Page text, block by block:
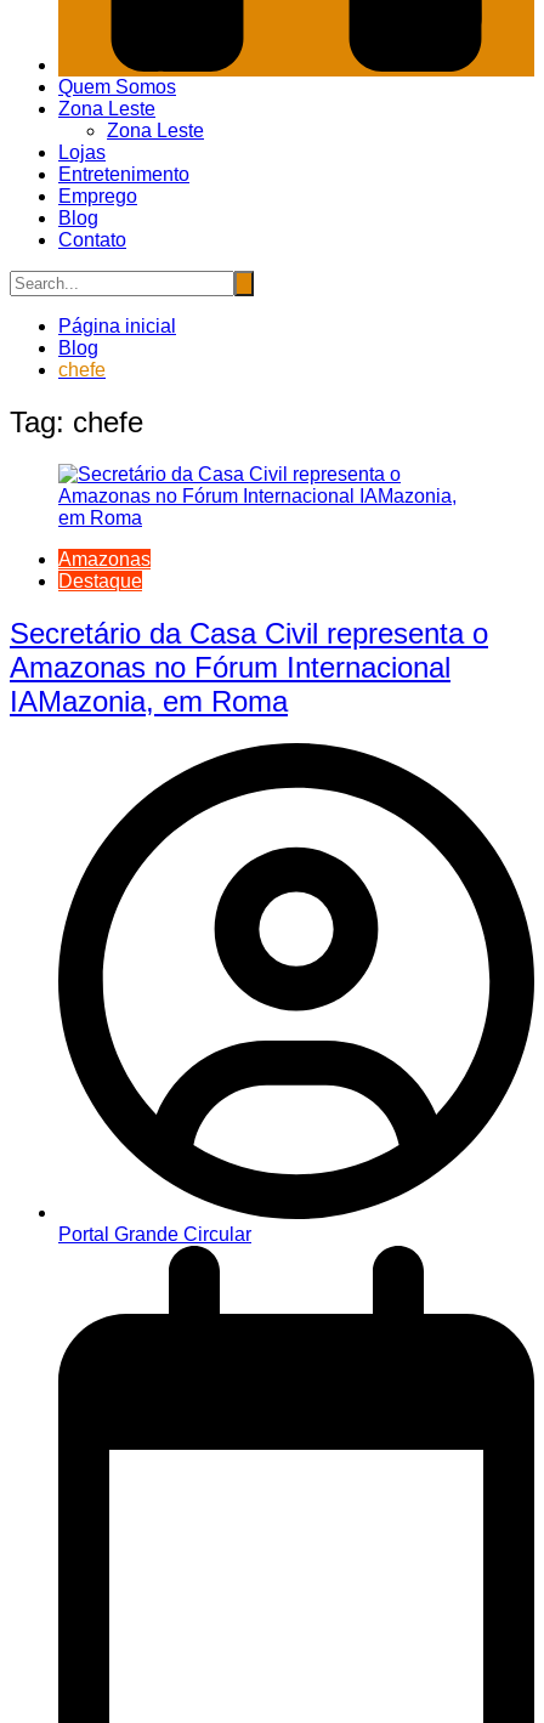
Quem Somos
Zona Leste
Zona Leste
Lojas
Entretenimento
Emprego
Blog
Contato
Página inicial
Blog
chefe
Tag: chefe
Amazonas
Destaque
Secretário da Casa Civil representa o
Amazonas no Fórum Internacional
IAMazonia, em Roma
Portal Grande Circular